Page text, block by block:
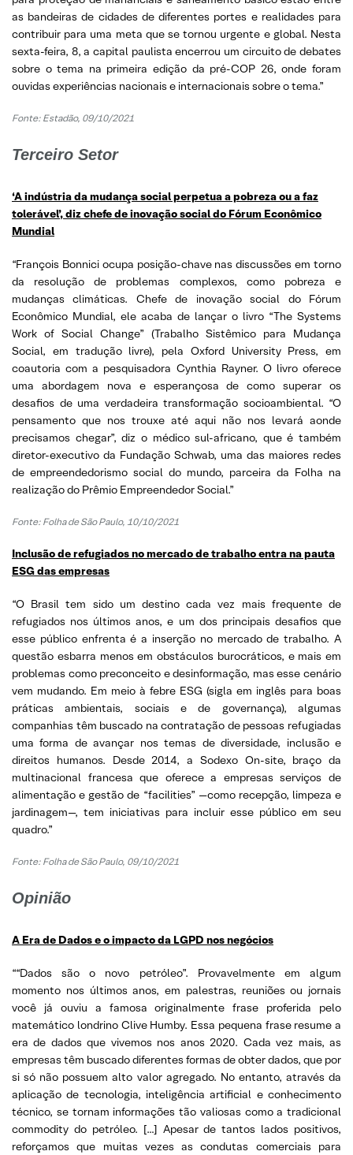
as bandeiras de cidades de diferentes portes e realidades para
contribuir para uma meta que se tornou urgente e global. Nesta
sexta-feira, 8, a capital paulista encerrou um circuito de debates
sobre o tema na primeira edição da pré-COP 26, onde foram
ouvidas experiências nacionais e internacionais sobre o tema.”
Fonte: Estadão, 09/10/2021
Terceiro Setor
‘A indústria da mudança social perpetua a pobreza ou a faz
tolerável’, diz chefe de inovação social do Fórum Econômico
Mundial
“François Bonnici ocupa posição-chave nas discussões em torno
da resolução de problemas complexos, como pobreza e
mudanças climáticas. Chefe de inovação social do Fórum
Econômico Mundial, ele acaba de lançar o livro “The Systems
Work of Social Change” (Trabalho Sistêmico para Mudança
Social, em tradução livre), pela Oxford University Press, em
coautoria com a pesquisadora Cynthia Rayner. O livro oferece
uma abordagem nova e esperançosa de como superar os
desafios de uma verdadeira transformação socioambiental. “O
pensamento que nos trouxe até aqui não nos levará aonde
precisamos chegar”, diz o médico sul-africano, que é também
diretor-executivo da Fundação Schwab, uma das maiores redes
de empreendedorismo social do mundo, parceira da Folha na
realização do Prêmio Empreendedor Social.”
Fonte: Folha de São Paulo, 10/10/2021
Inclusão de refugiados no mercado de trabalho entra na pauta
ESG das empresas
“O Brasil tem sido um destino cada vez mais frequente de
refugiados nos últimos anos, e um dos principais desafios que
esse público enfrenta é a inserção no mercado de trabalho. A
questão esbarra menos em obstáculos burocráticos, e mais em
problemas como preconceito e desinformação, mas esse cenário
vem mudando. Em meio à febre ESG (sigla em inglês para boas
práticas ambientais, sociais e de governança), algumas
companhias têm buscado na contratação de pessoas refugiadas
uma forma de avançar nos temas de diversidade, inclusão e
direitos humanos. Desde 2014, a Sodexo On-site, braço da
multinacional francesa que oferece a empresas serviços de
alimentação e gestão de “facilities” —como recepção, limpeza e
jardinagem—, tem iniciativas para incluir esse público em seu
quadro.”
Fonte: Folha de São Paulo, 09/10/2021
Opinião
A Era de Dados e o impacto da LGPD nos negócios
““Dados são o novo petróleo”. Provavelmente em algum
momento nos últimos anos, em palestras, reuniões ou jornais
você já ouviu a famosa originalmente frase proferida pelo
matemático londrino Clive Humby. Essa pequena frase resume a
era de dados que vivemos nos anos 2020. Cada vez mais, as
empresas têm buscado diferentes formas de obter dados, que por
si só não possuem alto valor agregado. No entanto, através da
aplicação de tecnologia, inteligência artificial e conhecimento
técnico, se tornam informações tão valiosas como a tradicional
commodity do petróleo. […] Apesar de tantos lados positivos,
reforçamos que muitas vezes as condutas comerciais para